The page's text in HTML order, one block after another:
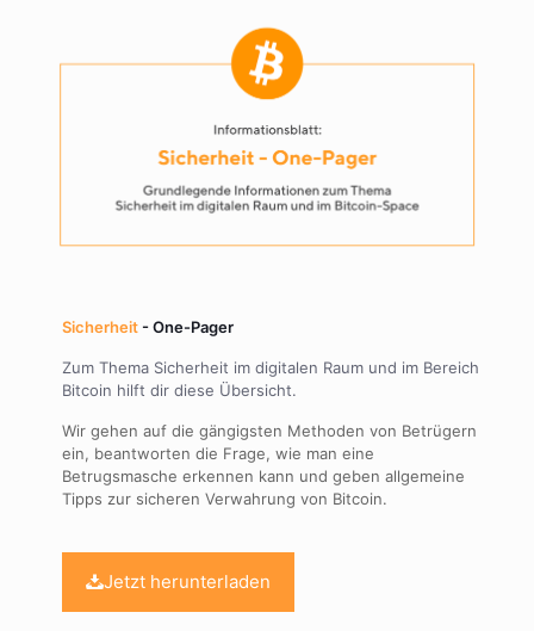
Sicherheit- One-Pager
Zum Thema Sicherheit im digitalen Raum und im Bereich
Bitcoin hilft dir diese Übersicht.
Wir gehen auf die gängigsten Methoden von Betrügern
ein, beantworten die Frage, wie man eine
Betrugsmasche erkennen kann und geben allgemeine
Tipps zur sicheren Verwahrung von Bitcoin.
Jetzt herunterladen